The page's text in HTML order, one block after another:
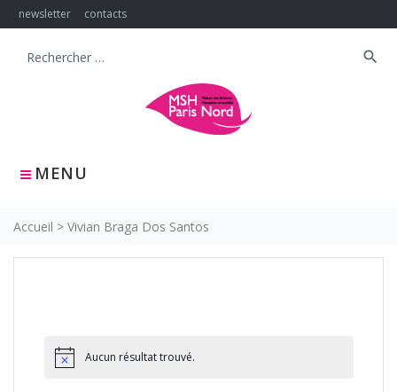
Skip
to
newsletter contacts
MENU
Search
search
Accueil > Vivian Braga Dos Santos
Aucun résultat trouvé.